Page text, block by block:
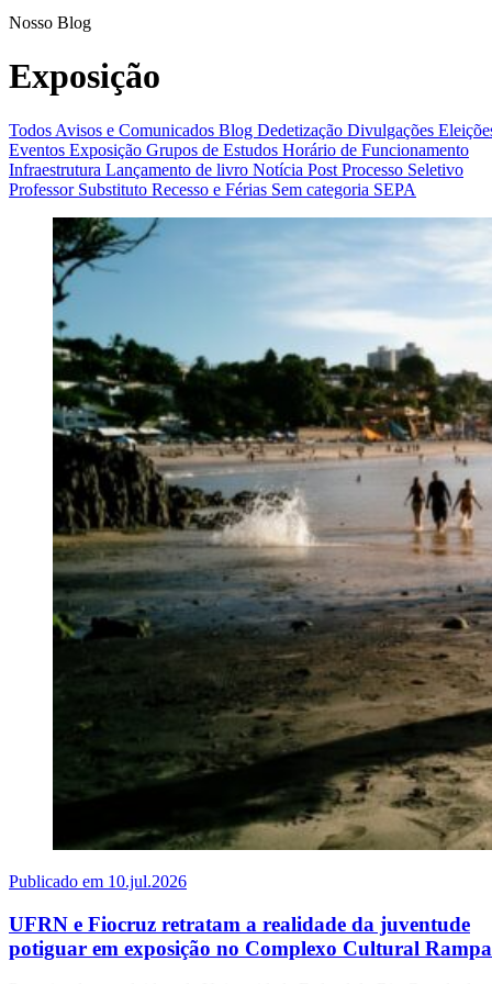
Nosso Blog
Exposição
Todos Avisos e Comunicados Blog Dedetização Divulgações
Eventos Exposição Grupos de Estudos Horário de Funcionamento
Infraestrutura Lançamento de livro Notícia Post Processo Seletivo
Professor Substituto Recesso e Férias Sem categoria SEPA
Publicado em 10.jul.2026
UFRN e Fiocruz retratam a realidade da juventude
potiguar em exposição no Complexo Cultural Rampa